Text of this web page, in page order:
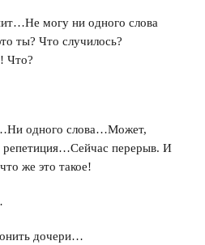
могу ни одного слова
ты? Что случилось?
Что?
одного слова…Может,
перерыв. И
же это такое!
дочери…